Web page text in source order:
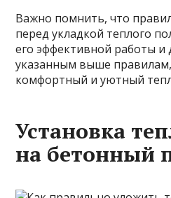
Важно помнить, что
перед укладкой теплого
его эффективной работы и
указанным выше
комфортный и уютный
Установка
на бетонный